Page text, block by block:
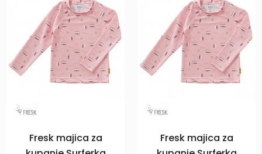
Fresk majica za
Fresk majica za